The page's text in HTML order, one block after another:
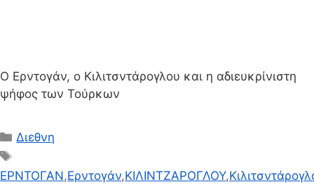
Ο Ερντογάν, ο Κιλιτσντάρογλου και η αδιευκρίνιστη
ψήφος των Τούρκων
Κατηγορίες
Διεθνη
ΕΡΝΤΟΓΑΝ,Ερντογάν,ΚΙΛΙΝΤΖΑΡΟΓΛΟΥ,